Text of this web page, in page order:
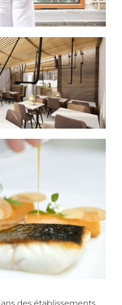
des établissements